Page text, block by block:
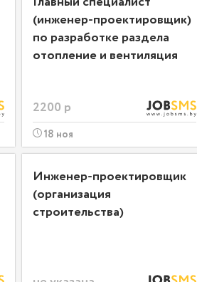
(инженер-проектировщик)
по разработке раздела
отопление и вентиляция
2200 р
18 ноя
Инженер-проектировщик
(организация
строительства)